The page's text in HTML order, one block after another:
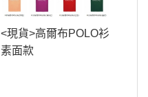
<現貨>高爾布POLO衫
素面款